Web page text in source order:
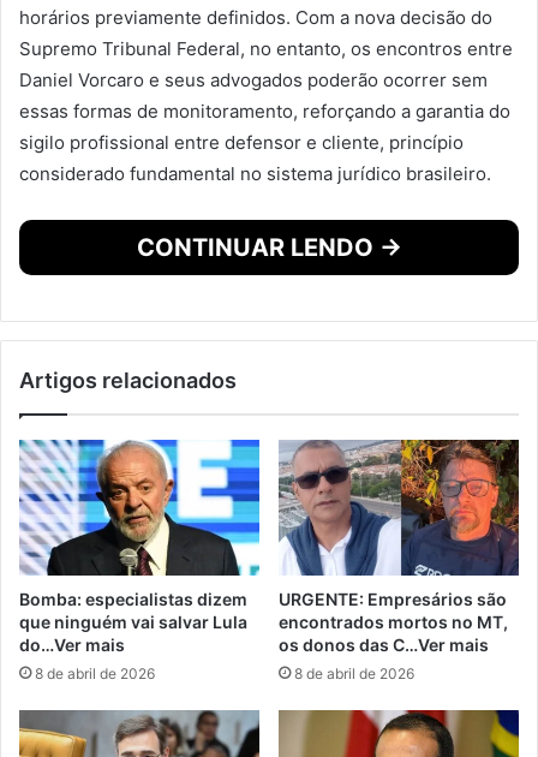
horários previamente definidos. Com a nova decisão do
Supremo Tribunal Federal, no entanto, os encontros entre
Daniel Vorcaro e seus advogados poderão ocorrer sem
essas formas de monitoramento, reforçando a garantia do
sigilo profissional entre defensor e cliente, princípio
considerado fundamental no sistema jurídico brasileiro.
CONTINUAR LENDO →
Artigos relacionados
Bomba: especialistas dizem
que ninguém vai salvar Lula
do…Ver mais
8 de abril de 2026
URGENTE: Empresários são
encontrados mortos no MT,
os donos das C…Ver mais
8 de abril de 2026